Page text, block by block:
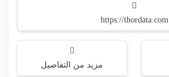
https://thordata.com
مزيد من التفاصيل